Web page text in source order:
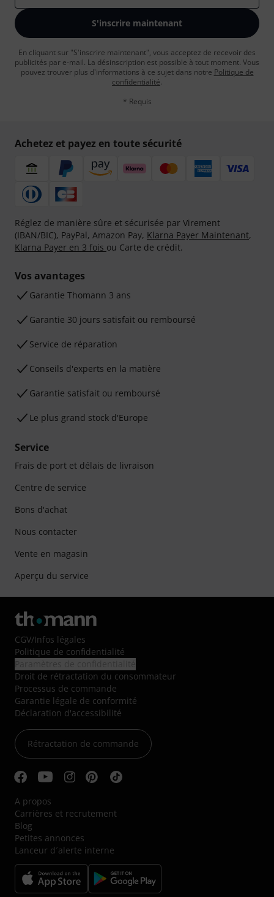
S'inscrire maintenant
En cliquant sur "S'inscrire maintenant", vous acceptez de recevoir des
publicités par e-mail. La désinscription est possible à tout moment. Vous
pouvez trouver plus d'informations à ce sujet dans notre Politique de
confidentialité.
* Requis
Achetez et payez en toute sécurité
Réglez de manière sûre et sécurisée par Virement
(IBAN/BIC), PayPal, Amazon Pay, Klarna Payer Maintenant,
Klarna Payer en 3 fois ou Carte de crédit.
Vos avantages
Ga­ran­tie Thomann 3 ans
Garantie 30 jours satisfait ou remboursé
Service de réparation
Conseils d'experts en la matière
Garantie satisfait ou remboursé
Le plus grand stock d'Europe
Service
Frais de port et délais de livraison
Centre de service
Bons d'achat
Nous contacter
Vente en magasin
Aperçu du service
CGV/Infos légales
Politique de confidentialité
Droit de rétractation du consommateur
Processus de commande
Garantie légale de conformité
Déclaration d'accessibilité
Rétractation de commande
A propos
Carrières et recrutement
Blog
Petites annonces
Lanceur d´alerte interne